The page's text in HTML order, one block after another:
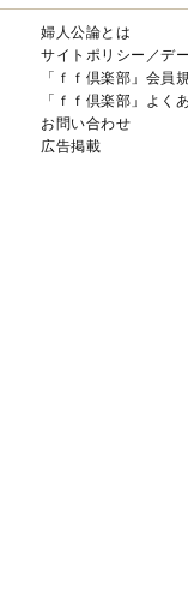
婦人公論とは
サイトポリシー／デ
「ｆｆ倶楽部」会員
「ｆｆ倶楽部」よく
お問い合わせ
広告掲載